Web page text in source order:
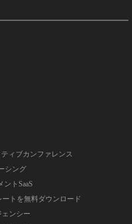
ィブカンファレンス
シング
トSaaS
トを無料ダウンロード
ェンシー